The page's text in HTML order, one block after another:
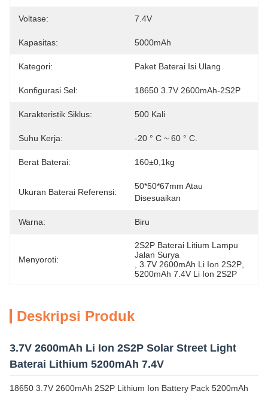
Voltase: 7.4V
Kapasitas: 5000mAh
Kategori: Paket Baterai Isi Ulang
Konfigurasi Sel: 18650 3.7V 2600mAh-2S2P
Karakteristik Siklus: 500 Kali
Suhu Kerja: -20 ° C ~ 60 ° C.
Berat Baterai: 160±0,1kg
Ukuran Baterai Referensi:
50*50*67mm Atau
Disesuaikan
Warna: Biru
Menyoroti:
2S2P Baterai Litium Lampu
Jalan Surya
3.7V 2600mAh Li Ion 2S2P
5200mAh 7.4V Li Ion 2S2P
Deskripsi Produk
3.7V 2600mAh Li Ion 2S2P Solar Street Light
Baterai Lithium 5200mAh 7.4V
18650 3.7V 2600mAh 2S2P Lithium Ion Battery Pack 5200mAh